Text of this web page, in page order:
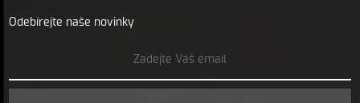
Odebírejte naše novinky